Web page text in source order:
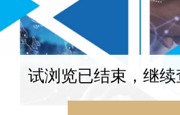
试浏览已结束，继续